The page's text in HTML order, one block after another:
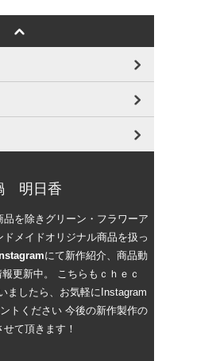
明日香
を除きグリーン・フラワーア
メイドオリジナル商品を扱っ
にて新作紹介、商品動
更新中。 こちらもｃｈｅｃ
ましたら、お気軽にInstagram
トください 今後の新作製作の
て頂きます！